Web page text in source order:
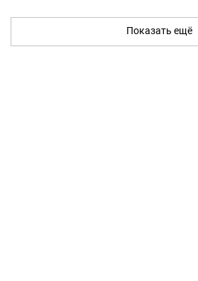
Показать ещё